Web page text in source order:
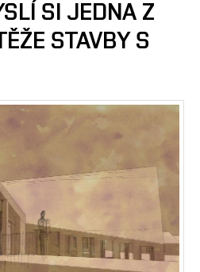
SI JEDNA Z
STAVBY S